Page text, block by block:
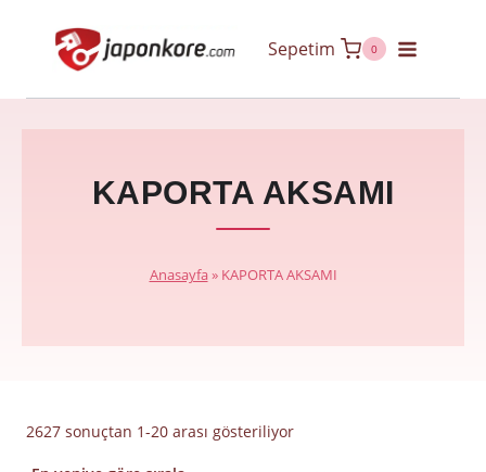
Sepetim 0
KAPORTA AKSAMI
Anasayfa» KAPORTA AKSAMI
2627 sonuçtan 1-20 arası gösteriliyorEn